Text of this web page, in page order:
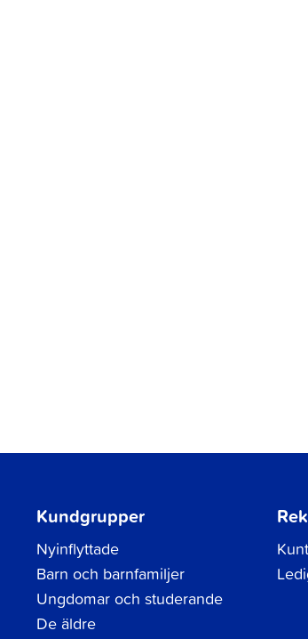
Kundgrupper
Nyinflyttade
Barn och barnfamiljer
Ungdomar och studerande
De äldre